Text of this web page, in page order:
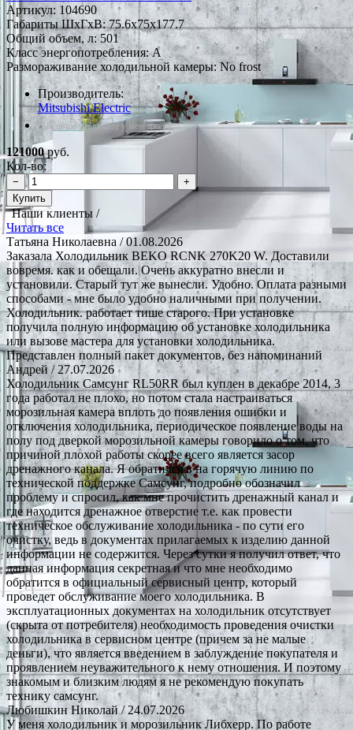
Артикул:104690
Габариты ШxГxВ: 75.6x75x177.7
Общий объем, л: 501
Класс энергопотребления: A
Размораживание холодильной камеры: No frost
Производитель:
Mitsubishi Electric
*Наличие уточняйте у менеджера
121000руб.
Кол-во:
−
+
Купить
Наши клиенты /
Читать все
Татьяна Николаевна / 01.08.2026
Заказала Холодильник BEKO RCNK 270K20 W. Доставили
вовремя. как и обещали. Очень аккуратно внесли и
установили. Старый тут же вынесли. Удобно. Оплата разными
способами - мне было удобно наличными при получении.
Холодильник. работает тише старого. При установке
получила полную информацию об установке холодильника
или вызове мастера для установки холодильника.
Представлен полный пакет документов, без напоминаний
Андрей/ 27.07.2026
Холодильник Самсунг RL50RR был куплен в декабре 2014, 3
года работал не плохо, но потом стала настраиваться
морозильная камера вплоть до появления ошибки и
отключения холодильника, периодическое появление воды на
полу под дверкой морозильной камеры говорило о том, что
причиной плохой работы скорее всего является засор
дренажного канала. Я обратился в на горячую линию по
технической поддержке Самсунг, подробно обозначил
проблему и спросил, как мне прочистить дренажный канал и
где находится дренажное отверстие т.е. как провести
техническое обслуживание холодильника - по сути его
очистку, ведь в документах прилагаемых к изделию данной
информации не содержится. Через сутки я получил ответ, что
данная информация секретная и что мне необходимо
обратится в официальный сервисный центр, который
проведет обслуживание моего холодильника. В
эксплуатационных документах на холодильник отсутствует
(скрыта от потребителя) необходимость проведения очистки
холодильника в сервисном центре (причем за не малые
деньги), что является введением в заблуждение покупателя и
проявлением неуважительного к нему отношения. И поэтому
знакомым и близким людям я не рекомендую покупать
технику самсунг.
Любишкин Николай/ 24.07.2026
У меня холодильник и морозильник Либхерр. По работе